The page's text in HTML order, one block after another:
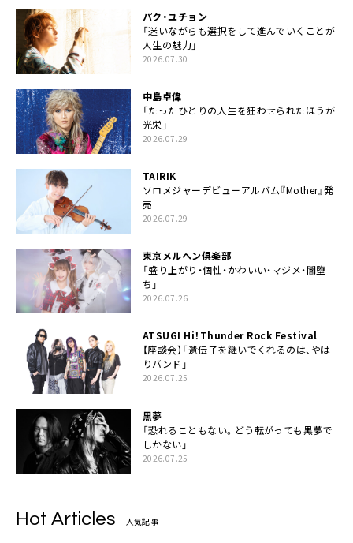
パク・ユチョン
「迷いながらも選択をして進んでいくことが
人生の魅力」
2026.07.30
中島卓偉
「たったひとりの人生を狂わせられたほうが
光栄」
2026.07.29
TAIRIK
ソロメジャーデビューアルバム『Mother』発
売
2026.07.29
東京メルヘン倶楽部
「盛り上がり・個性・かわいい・マジメ・闇堕
ち」
2026.07.26
ATSUGI Hi！Thunder Rock Festival
【座談会】「遺伝子を継いでくれるのは、やは
りバンド」
2026.07.25
黒夢
「恐れることもない。どう転がっても黒夢で
しかない」
2026.07.25
Hot Articles 人気記事